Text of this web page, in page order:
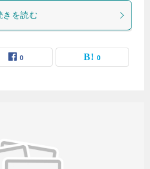
きを読む
0 0